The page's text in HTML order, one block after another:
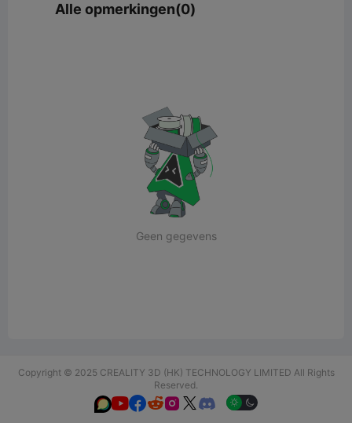
Alle opmerkingen(0)
Geen gegevens
Copyright © 2025 CREALITY 3D (HK) TECHNOLOGY LIMITED All Rights
Reserved.
  